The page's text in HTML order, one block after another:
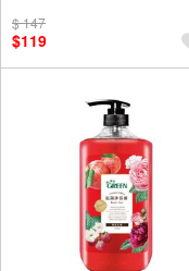
$ 147
$119